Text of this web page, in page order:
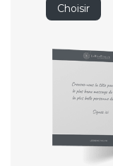
Choisir